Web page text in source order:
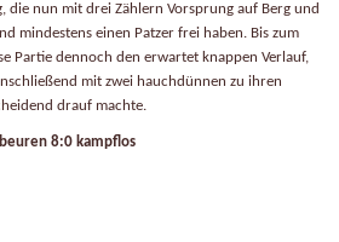
die nun mit drei Zählern Vorsprung auf Berg und
mindestens einen Patzer frei haben. Bis zum
Partie dennoch den erwartet knappen Verlauf,
mit zwei hauchdünnen zu ihren
drauf machte.
8:0 kampflos